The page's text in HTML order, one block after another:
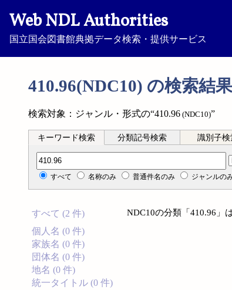
Web NDL Authorities
国立国会図書館典拠データ検索・提供サービス
410.96(NDC10) の検索結果
検索対象：ジャンル・形式の“410.96 (NDC10)”
キーワード検索 分類記号検索 識別子検
分類記号検索
すべて 名称のみ 普通件名のみ ジャンルの
すべて (2 件)
個人名 (0 件)
家族名 (0 件)
団体名 (0 件)
地名 (0 件)
統一タイトル (0 件)
NDC10の分類「410.96」